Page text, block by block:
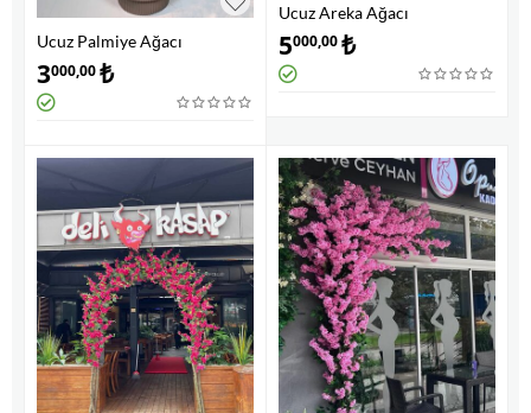
Ucuz Palmiye Ağacı
3000,00₺
Ucuz Areka Ağacı
5000,00₺